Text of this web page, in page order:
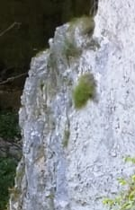
1745505459298